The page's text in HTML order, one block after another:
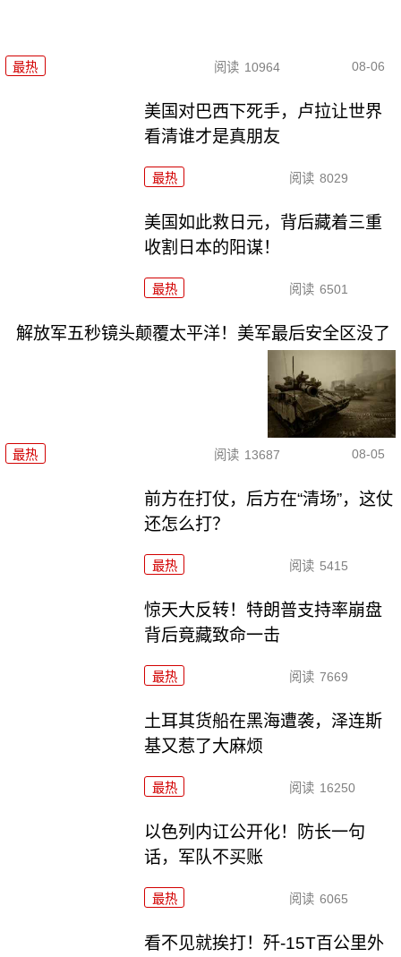
最热 阅读 10964 08-06
美国对巴西下死手，卢拉让世界
看清谁才是真朋友
最热 阅读 8029
美国如此救日元，背后藏着三重
收割日本的阳谋！
最热 阅读 6501
解放军五秒镜头颠覆太平洋！美军最后安全区没了
最热 阅读 13687 08-05
前方在打仗，后方在“清场”，这仗
还怎么打？
最热 阅读 5415
惊天大反转！特朗普支持率崩盘
背后竟藏致命一击
最热 阅读 7669
土耳其货船在黑海遭袭，泽连斯
基又惹了大麻烦
最热 阅读 16250
以色列内讧公开化！防长一句
话，军队不买账
最热 阅读 6065
看不见就挨打！歼-15T百公里外